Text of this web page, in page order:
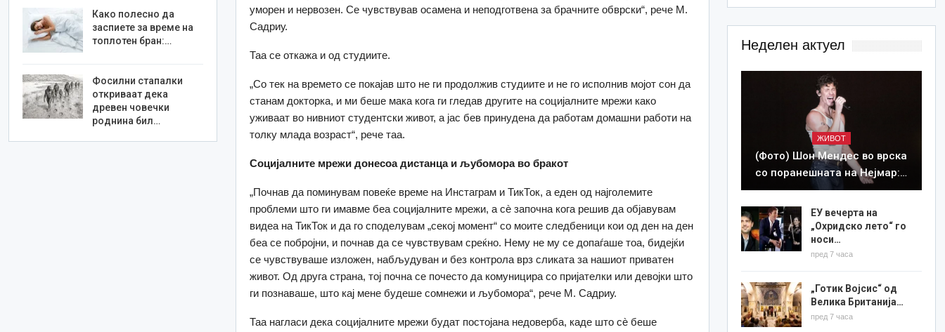
уморен и нервозен. Се чувствував осамена и неподготвена за брачните обврски“, рече М.
Садриу.
Таа се откажа и од студиите.
„Со тек на времето се покајав што не ги продолжив студиите и не го исполнив мојот сон да
станам докторка, и ми беше мака кога ги гледав другите на социјалните мрежи како
уживаат во нивниот студентски живот, а јас бев принудена да работам домашни работи на
толку млада возраст“, рече таа.
Социјалните мрежи донесоа дистанца и љубомора во бракот
„Почнав да поминувам повеќе време на Инстаграм и ТикТок, а еден од најголемите
проблеми што ги имавме беа социјалните мрежи, а сè започна кога решив да објавувам
видеа на ТикТок и да го споделувам „секој момент“ со моите следбеници кои од ден на ден
беа се побројни, и почнав да се чувствувам среќно. Нему не му се допаѓаше тоа, бидејќи
се чувствуваше изложен, набљудуван и без контрола врз сликата за нашиот приватен
живот. Од друга страна, тој почна се почесто да комуницира со пријателки или девојки што
ги познаваше, што кај мене будеше сомнежи и љубомора“, рече М. Садриу.
Таа нагласи дека социјалните мрежи будат постојана недоверба, каде што сè беше
Неделен актуел
ЖИВОТ
(Фото) Шон Мендес во врска
со поранешната на Нејмар:…
ЕУ вечерта на
„Охридско лето“ го
носи…
пред 7 часа
„Готик Војсис“ од
Велика Британија…
пред 7 часа
Како полесно да
заспиете за време на
топлотен бран:…
Фосилни стапалки
откриваат дека
древен човечки
роднина бил…